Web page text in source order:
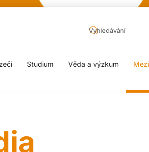
Studium Věda a výzkum